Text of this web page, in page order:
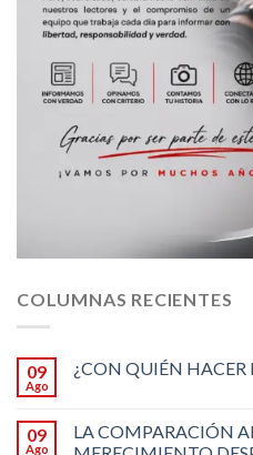
COLUMNAS RECIENTES
09
Ago
¿CON QUIÉN HACER
09
Ago
LA COMPARACIÓN